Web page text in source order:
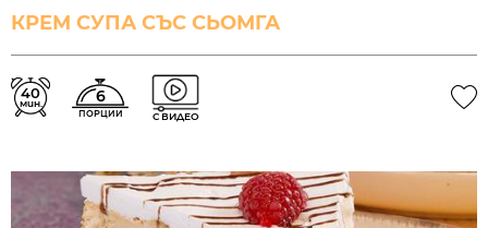
КРЕМ СУПА СЪС СЬОМГА
40
мин. 6
ПОРЦИИ С ВИДЕО